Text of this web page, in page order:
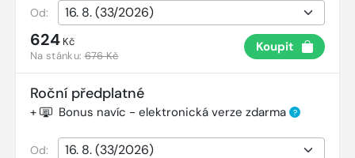
Od:
624 Kč
Na stánku:676 Kč
Koupit
Roční předplatné
+ Bonus navíc - elektronická verze zdarma ?
Od: